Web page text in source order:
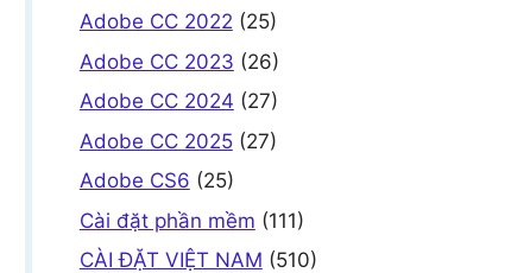
Adobe CC 2022 (25)
Adobe CC 2023 (26)
Adobe CC 2024 (27)
Adobe CC 2025(27)
Adobe CS6 (25)
Cài đặt phần mềm (111)
CÀI ĐẶT VIỆT NAM (510)